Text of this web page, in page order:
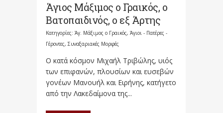
Άγιος Μάξιμος ο Γραικός, ο
Βατοπαιδινός, ο εξ Άρτης
Κατηγορίες: Άγ. Μάξιμος ο Γραικός, Άγιοι - Πατέρες -
Γέροντες, Συναξαριακές Μορφές
Ο κατά κόσμον Μιχαήλ Τριβώλης, υιός
των επιφανών, πλουσίων και ευσεβών
γονέων Μανουήλ και Ειρήνης, κατήγετο
από την Λακεδαίμονα της...